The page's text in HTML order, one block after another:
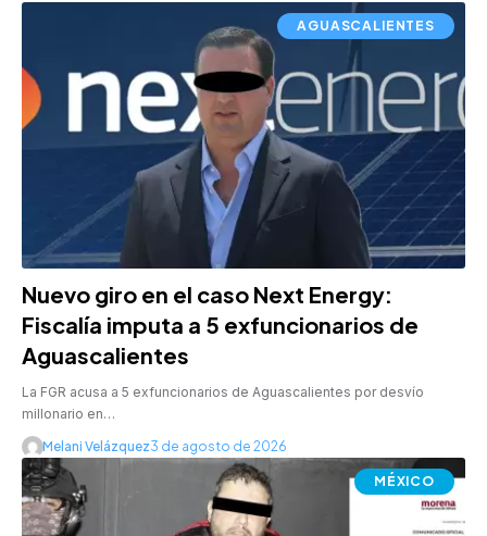
AGUASCALIENTES
Nuevo giro en el caso Next Energy:
Fiscalía imputa a 5 exfuncionarios de
Aguascalientes
La FGR acusa a 5 exfuncionarios de Aguascalientes por desvío
millonario en…
Melani Velázquez3 de agosto de 2026
MÉXICO